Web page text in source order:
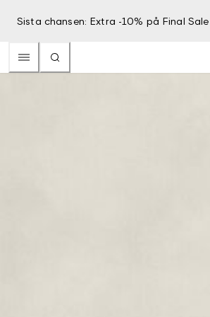
Sista chansen: Extra -10% på Final